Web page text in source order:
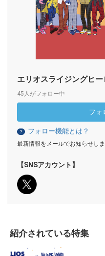
エリオスライジングヒ
45人がフォロー中
フォ
？ フォロー機能とは？
最新情報をメールでお知らせしま
【SNSアカウント】
紹介されている特集